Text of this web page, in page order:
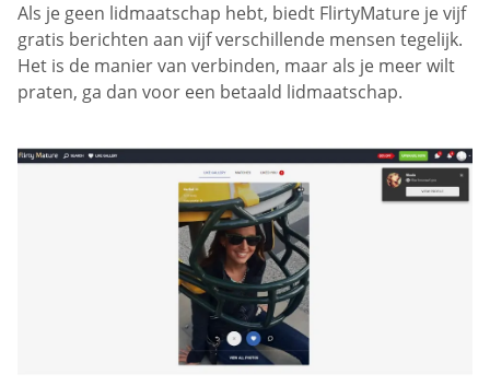
Als je geen lidmaatschap hebt, biedt FlirtyMature je vijf
gratis berichten aan vijf verschillende mensen tegelijk.
Het is de manier van verbinden, maar als je meer wilt
praten, ga dan voor een betaald lidmaatschap.